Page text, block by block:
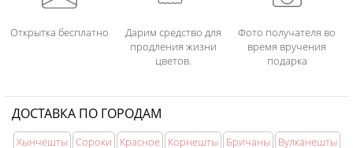
Открытка бесплатно
Дарим средство для
продления жизни
цветов.
Фото получателя во
время вручения
подарка
ДОСТАВКА ПО ГОРОДАМ
Хынчешты Сороки Красное Корнешты Бричаны
Вулканешты